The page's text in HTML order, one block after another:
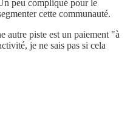
peu compliqué pour le
cette communauté.
autre piste est un paiement "à
je ne sais pas si cela